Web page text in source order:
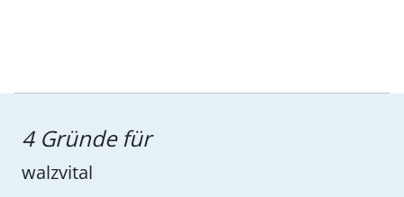
4 Gründe für
walzvital